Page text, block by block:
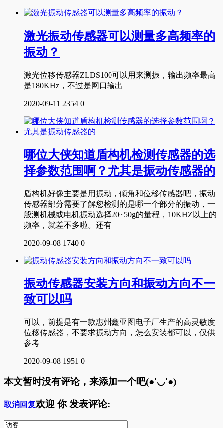
激光振动传感器可以测量多高频率的
振动？
激光位移传感器ZLDS100可以用来测振，输出频率最高
是180KHz，不过是网口输出
2020-09-11 2354 0
哪位大侠知道盾构机检测传感器的选
择参数范围啊？尤其是振动传感器的
盾构机好像主要是用振动，倾角和位移传感器吧，振动
传感器部分需要了解您检测的是哪一个部分的振动，一
般测机械或电机振动选择20~50g的量程，10KHZ以上的
频率，就差不多啦。还有
2020-09-08 1740 0
振动传感器安装方向和振动方向不一
致可以吗
可以，前提是有一款惠州鑫亚图电子厂生产的高灵敏度
位移传感器，不要求振动方向，怎么安装都可以，仅供
参考
2020-09-08 1951 0
本文暂时没有评论，来添加一个吧(●'◡'●)
取消回复欢迎 你发表评论: